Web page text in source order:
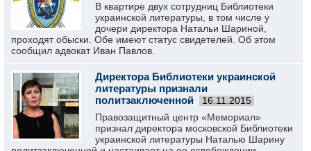
В квартире двух сотрудниц Библиотеки
украинской литературы, в том числе у
дочери директора Натальи Шариной,
проходят обыски. Обе имеют статус свидетелей. Об этом
сообщил адвокат Иван Павлов.
Директора Библиотеки украинской
литературы признали
политзаключенной
16.11.2015
Правозащитный центр «Мемориал»
признал директора московской Библиотеки
украинской литературы Наталью Шарину